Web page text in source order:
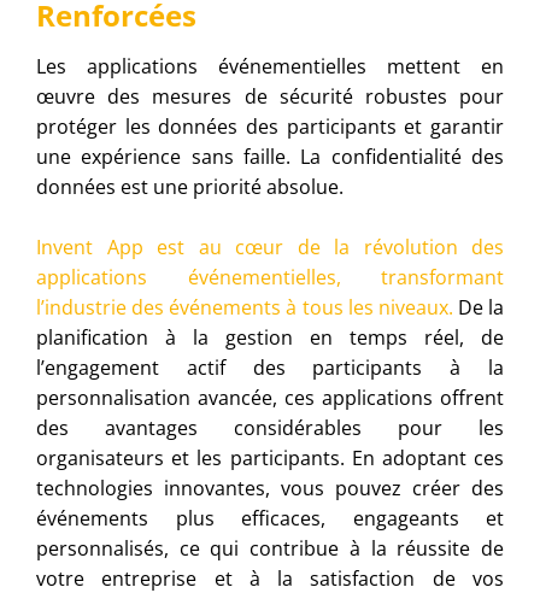
Renforcées
Les applications événementielles mettent en
œuvre des mesures de sécurité robustes pour
protéger les données des participants et garantir
une expérience sans faille. La confidentialité des
données est une priorité absolue.
Invent App est au cœur de la révolution des
applications événementielles, transformant
l’industrie des événements à tous les niveaux. De la
planification à la gestion en temps réel, de
l’engagement actif des participants à la
personnalisation avancée, ces applications offrent
des avantages considérables pour les
organisateurs et les participants. En adoptant ces
technologies innovantes, vous pouvez créer des
événements plus efficaces, engageants et
personnalisés, ce qui contribue à la réussite de
votre entreprise et à la satisfaction de vos